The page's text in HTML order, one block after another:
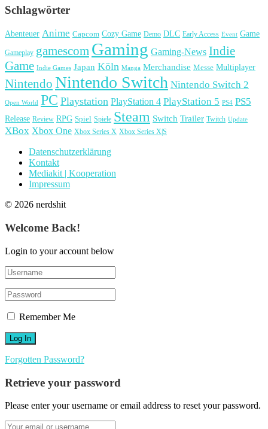
Schlagwörter
Abenteuer Anime Capcom Cozy Game Demo DLC Early Access Event Game
Gameplay gamescom Gaming Gaming-News Indie
Game Indie Games Japan Köln Manga Merchandise Messe Multiplayer
Nintendo Nintendo Switch Nintendo Switch 2
Open World PC Playstation PlayStation 4 PlayStation 5 PS4 PS5
Release Review RPG Spiel Spiele Steam Switch Trailer Twitch Update
XBox Xbox One Xbox Series X Xbox Series X|S
Datenschutzerklärung
Kontakt
Mediakit | Kooperation
Impressum
© 2026 nerdshit
Welcome Back!
Login to your account below
Remember Me
Forgotten Password?
Retrieve your password
Please enter your username or email address to reset your password.